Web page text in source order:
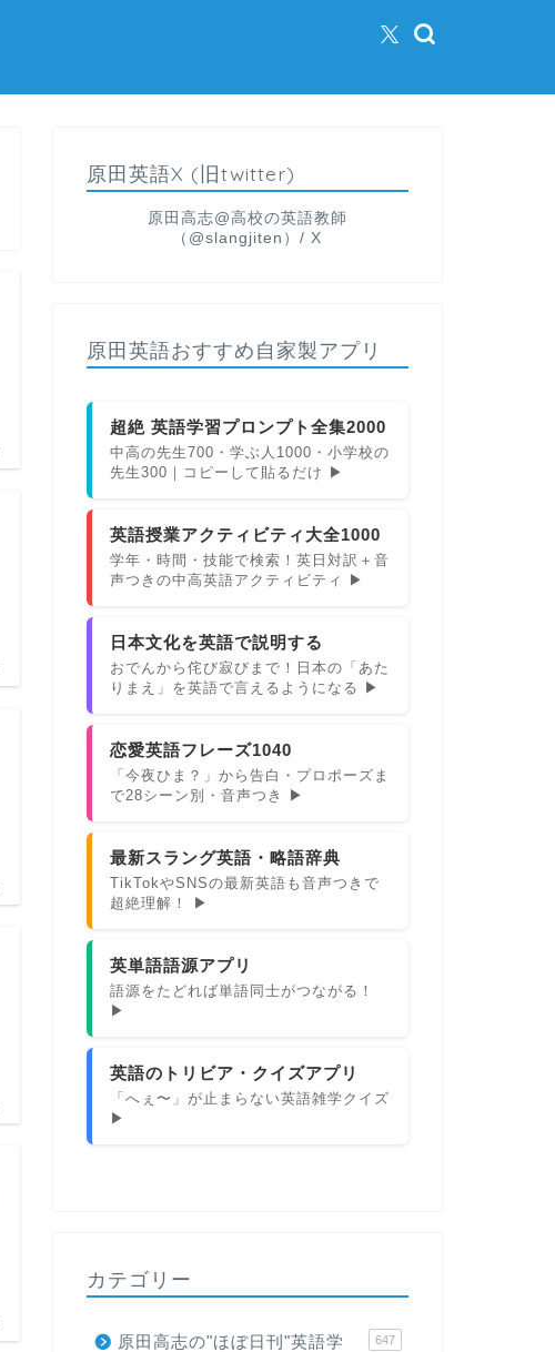
原田英語X (旧twitter)
原田高志@高校の英語教師
（@slangjiten）/ X
原田英語おすすめ自家製アプリ
超絶 英語学習プロンプト全集2000
中高の先生700・学ぶ人1000・小学校の
先生300｜コピーして貼るだけ ▶
英語授業アクティビティ大全1000
学年・時間・技能で検索！英日対訳＋音
声つきの中高英語アクティビティ ▶
日本文化を英語で説明する
おでんから侘び寂びまで！日本の「あた
りまえ」を英語で言えるようになる ▶
恋愛英語フレーズ1040
「今夜ひま？」から告白・プロポーズま
で28シーン別・音声つき ▶
最新スラング英語・略語辞典
TikTokやSNSの最新英語も音声つきで
超絶理解！ ▶
英単語語源アプリ
語源をたどれば単語同士がつながる！
▶
英語のトリビア・クイズアプリ
「へぇ〜」が止まらない英語雑学クイズ
▶
カテゴリー
原田高志の"ほぼ日刊"英語学
647